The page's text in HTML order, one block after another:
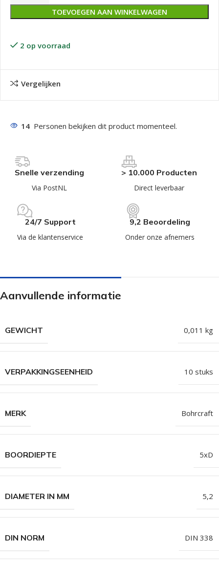
TOEVOEGEN AAN WINKELWAGEN
2 op voorraad
Vergelijken
14 Personen bekijken dit product momenteel.
Snelle verzending
Via PostNL
> 10.000 Producten
Direct leverbaar
24/7 Support
Via de klantenservice
9,2 Beoordeling
Onder onze afnemers
Aanvullende informatie
GEWICHT 0,011 kg
VERPAKKINGSEENHEID 10 stuks
MERK Bohrcraft
BOORDIEPTE 5xD
DIAMETER IN MM 5,2
DIN NORM DIN 338